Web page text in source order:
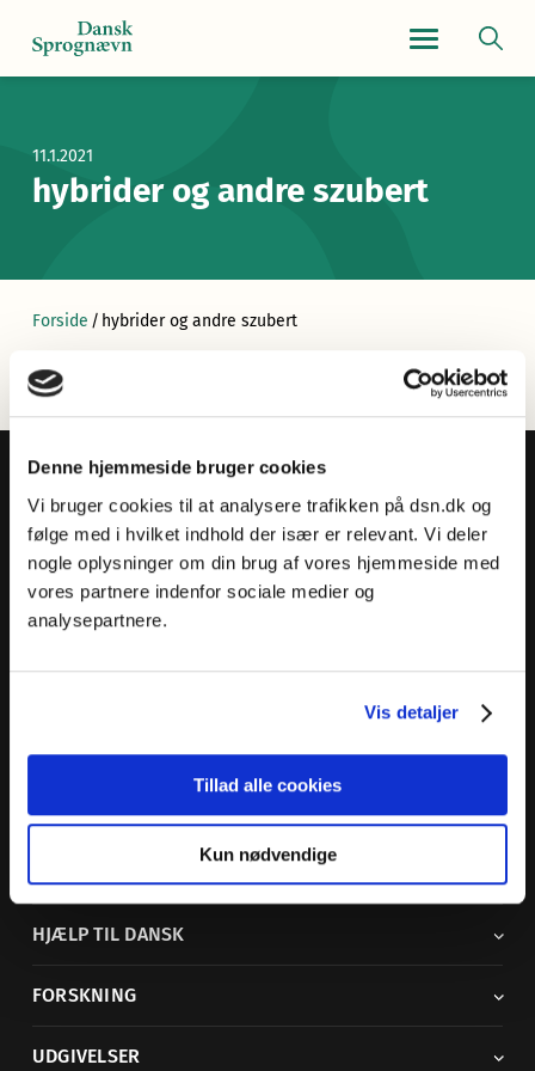
Denne hjemmeside bruger cookies
Vi bruger cookies til at analysere trafikken på dsn.dk og
følge med i hvilket indhold der især er relevant. Vi deler
nogle oplysninger om din brug af vores hjemmeside med
vores partnere indenfor sociale medier og
analysepartnere.
Vis detaljer
Tillad alle cookies
Kun nødvendige
11.1.2021
hybrider og andre szubert
Forside / hybrider og andre szubert
Dansk Sprognævn
Adelgade 119 B
5400 Bogense
adm@dsn.dk
HJÆLP TIL DANSK
FORSKNING
UDGIVELSER